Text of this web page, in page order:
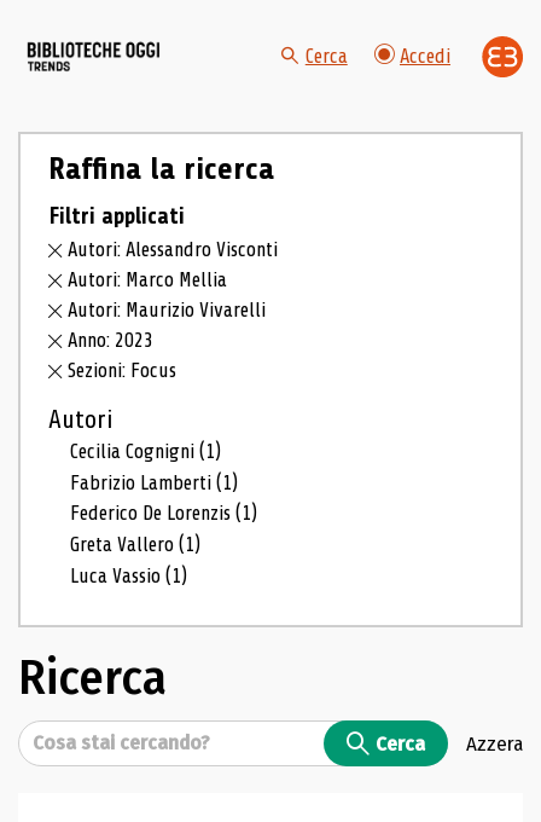
Cerca Accedi
Raffina la ricerca
Filtri applicati
Autori: Alessandro Visconti
Autori: Marco Mellia
Autori: Maurizio Vivarelli
Anno: 2023
Sezioni: Focus
Autori
Cecilia Cognigni(1)
Fabrizio Lamberti(1)
Federico De Lorenzis(1)
Greta Vallero(1)
Luca Vassio(1)
Ricerca
Cerca Cerca Azzera